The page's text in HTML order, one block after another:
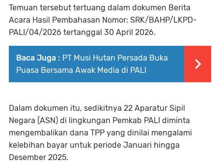
Temuan tersebut tertuang dalam dokumen Berita
Acara Hasil Pembahasan Nomor: SRK/BAHP/LKPD-
PALI/04/2026 tertanggal 30 April 2026.
Baca Juga : PT Musi Hutan Persada Buka
Puasa Bersama Awak Media di PALI
Dalam dokumen itu, sedikitnya 22 Aparatur Sipil
Negara (ASN) di lingkungan Pemkab PALI diminta
mengembalikan dana TPP yang dinilai mengalami
kelebihan bayar untuk periode Januari hingga
Desember 2025.